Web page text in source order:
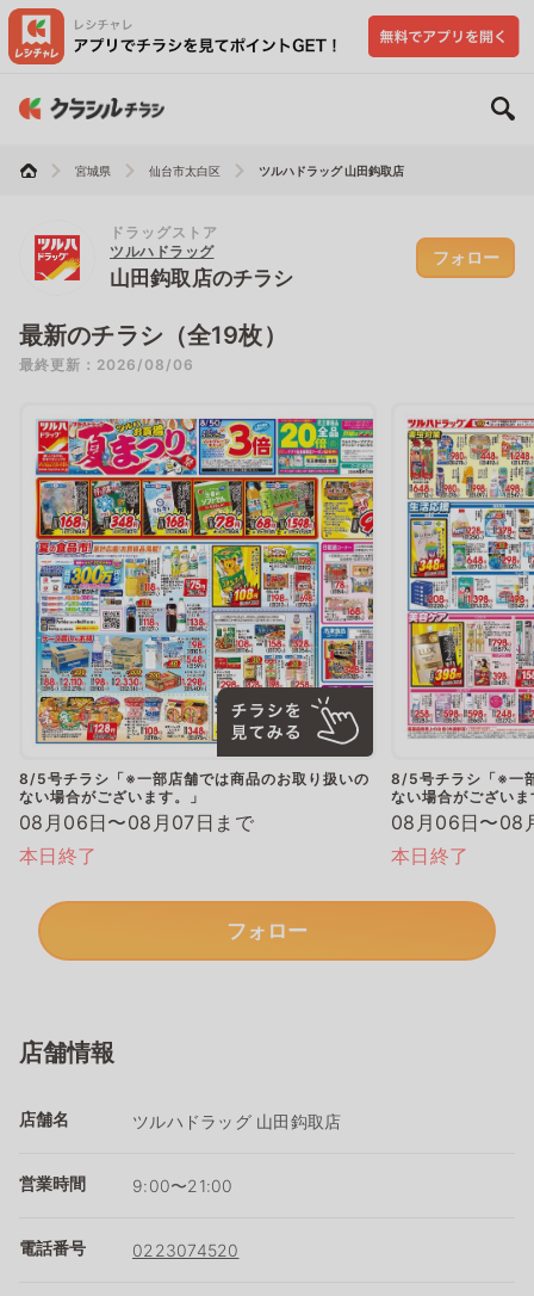
宮城県 仙台市太白区 ツルハドラッグ 山田鈎取店
ドラッグストア
ツルハドラッグ
山田鈎取店のチラシ
フォロー
最新のチラシ（全19枚）
最終更新：2026/08/06
8/5号チラシ「※一部店舗では商品のお取り扱いの
ない場合がございます。」
08月06日〜08月07日まで
本日終了
8/5号チラシ「※一
ない場合がございま
08月06日〜08
本日終了
フォロー
店舗情報
店舗名 ツルハドラッグ 山田鈎取店
営業時間 9:00〜21:00
電話番号 0223074520